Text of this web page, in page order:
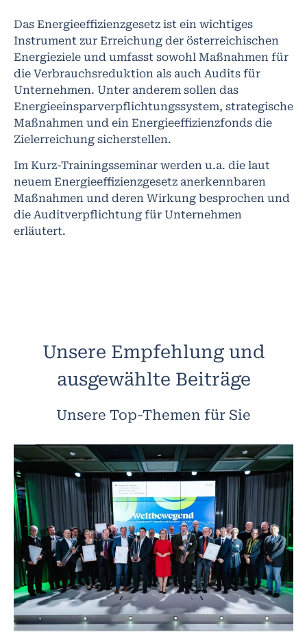
Das Energieeffizienzgesetz ist ein wichtiges
Instrument zur Erreichung der österreichischen
Energieziele und umfasst sowohl Maßnahmen für
die Verbrauchsreduktion als auch Audits für
Unternehmen. Unter anderem sollen das
Energieeinsparverpflichtungssystem, strategische
Maßnahmen und ein Energieeffizienzfonds die
Zielerreichung sicherstellen.
Im Kurz-Trainingsseminar werden u.a. die laut
neuem Energieeffizienzgesetz anerkennbaren
Maßnahmen und deren Wirkung besprochen und
die Auditverpflichtung für Unternehmen
erläutert.
Unsere Empfehlung und
ausgewählte Beiträge
Unsere Top-Themen für Sie